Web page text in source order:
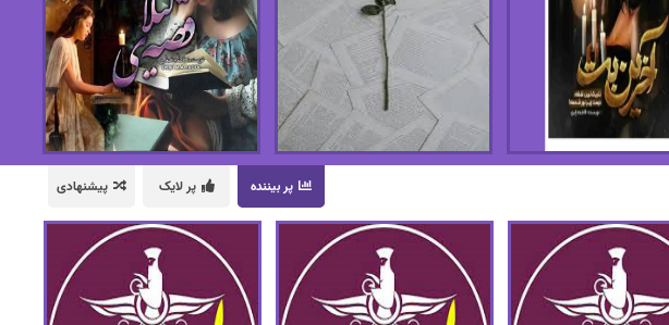
پر بیننده پر لایک پیشنهادی